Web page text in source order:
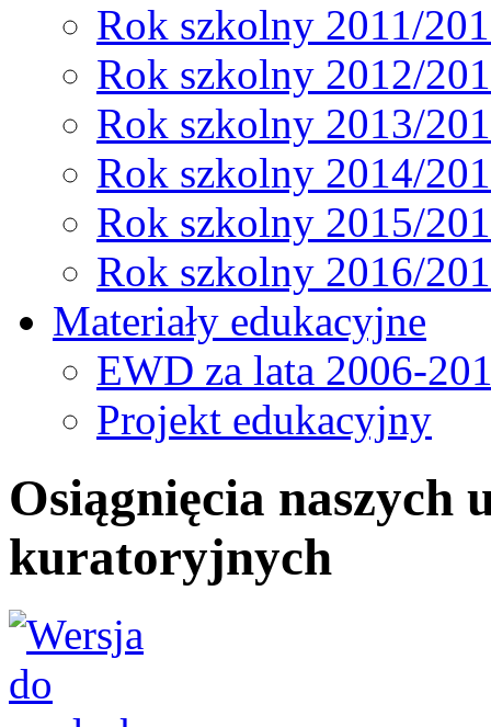
Rok szkolny 2011/
Rok szkolny 2012/
Rok szkolny 2013/
Rok szkolny 2014/
Rok szkolny 2015/
Rok szkolny 2016/
Materiały edukacyjne
EWD za lata 2006-
Projekt edukacyjny
Osiągnięcia naszych
kuratoryjnych